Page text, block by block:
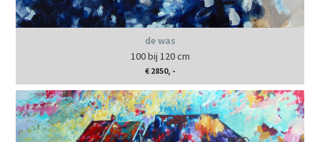
de was
100 bij 120 cm
€ 2850, -